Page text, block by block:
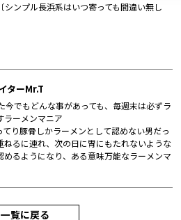
ンプル長浜系はいつ寄っても間違い無し
ターMr.T
今でもどんな事があっても、毎週末は必ずラ
ラーメンマニア
てり豚骨しかラーメンとして認めない男だっ
ねるに連れ、次の日に胃にもたれないような
めるようになり、ある意味万能なラーメンマ
一覧に戻る